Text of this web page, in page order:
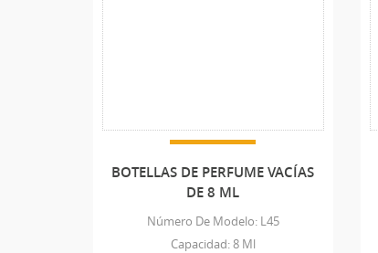
BOTELLAS DE PERFUME VACÍAS
DE 8 ML
Número De Modelo: L45
Capacidad: 8 Ml